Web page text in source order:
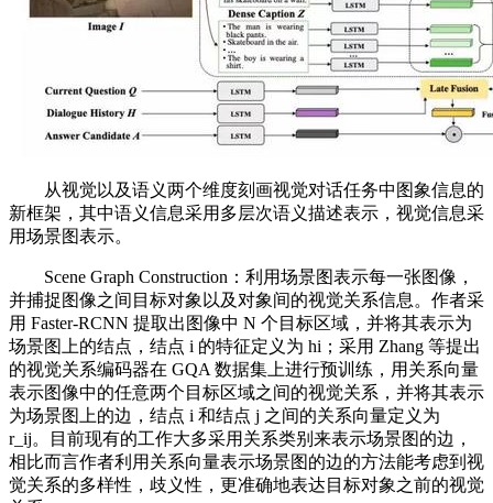
从视觉以及语义两个维度刻画视觉对话任务中图象信息的
新框架，其中语义信息采用多层次语义描述表示，视觉信息采
用场景图表示。
Scene Graph Construction：利用场景图表示每一张图像，
并捕捉图像之间目标对象以及对象间的视觉关系信息。作者采
用 Faster-RCNN 提取出图像中 N 个目标区域，并将其表示为
场景图上的结点，结点 i 的特征定义为 hi；采用 Zhang 等提出
的视觉关系编码器在 GQA 数据集上进行预训练，用关系向量
表示图像中的任意两个目标区域之间的视觉关系，并将其表示
为场景图上的边，结点 i 和结点 j 之间的关系向量定义为
r_ij。目前现有的工作大多采用关系类别来表示场景图的边，
相比而言作者利用关系向量表示场景图的边的方法能考虑到视
觉关系的多样性，歧义性，更准确地表达目标对象之前的视觉